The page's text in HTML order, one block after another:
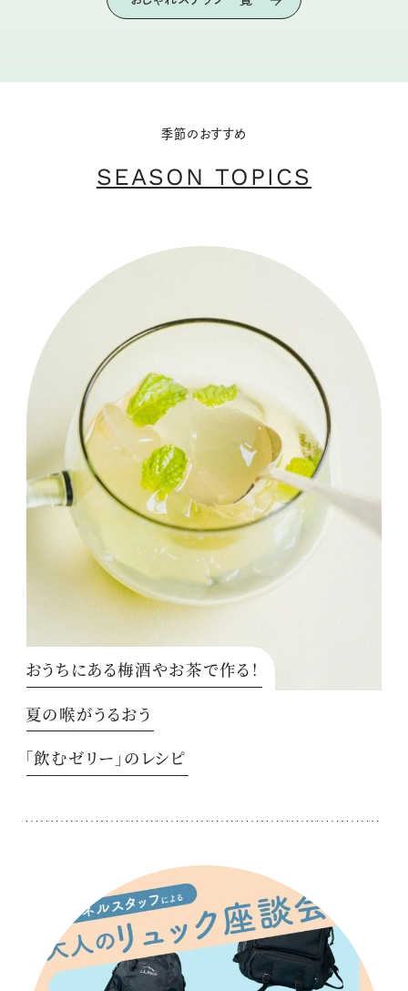
季節のおすすめ
SEASON TOPICS
おうちにある梅酒やお茶で作る！
夏の喉がうるおう
「飲むゼリー」のレシピ